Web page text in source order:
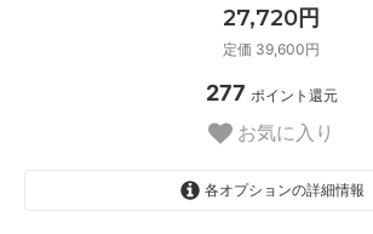
27,720円
定価 39,600円
277 ポイント還元
お気に入り
各オプションの詳細情報